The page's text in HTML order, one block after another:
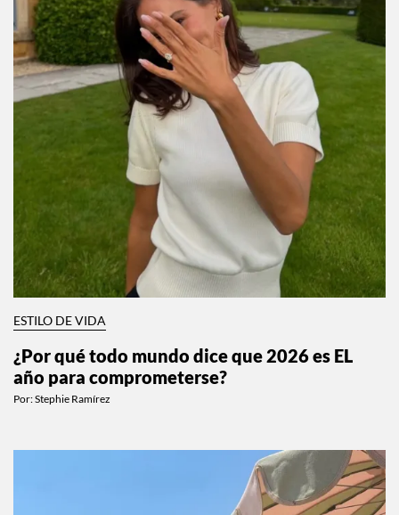
ESTILO DE VIDA
¿Por qué todo mundo dice que 2026 es EL
año para comprometerse?
Por:Stephie Ramírez